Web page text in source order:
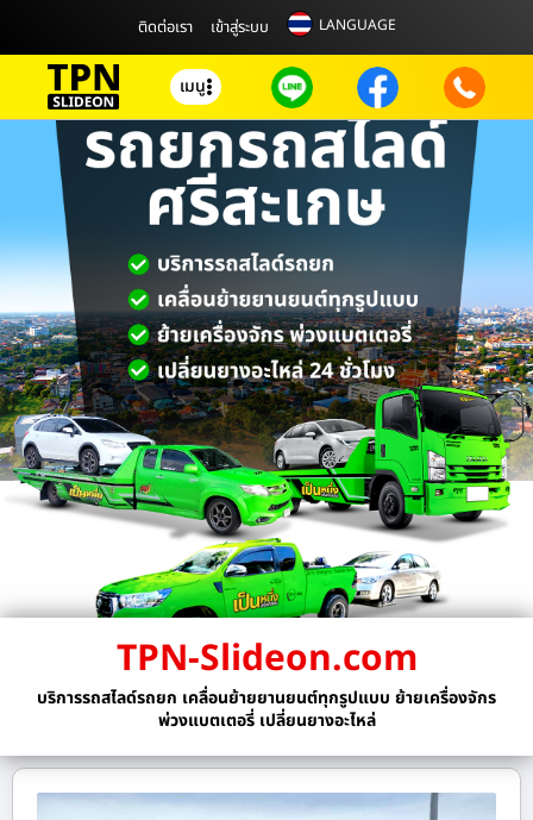
ติดต่อเรา เข้าสู่ระบบ LANGUAGE
เมนู
TPN-Slideon.com
บริการรถสไลด์รถยก เคลื่อนย้ายยานยนต์ทุกรูปแบบ ย้ายเครื่องจักร
พ่วงแบตเตอรี่ เปลี่ยนยางอะไหล่